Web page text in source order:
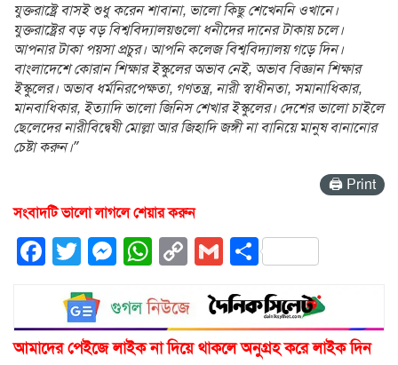
যুক্তরাষ্ট্রে বাসই শুধু করেন শাবানা, ভালো কিছু শেখেননি ওখানে।
যুক্তরাষ্ট্রের বড় বড় বিশ্ববিদ্যালয়গুলো ধনীদের দানের টাকায় চলে।
আপনার টাকা পয়সা প্রচুর। আপনি কলেজ বিশ্ববিদ্যালয় গড়ে দিন।
বাংলাদেশে কোরান শিক্ষার ইস্কুলের অভাব নেই, অভাব বিজ্ঞান শিক্ষার
ইস্কুলের। অভাব ধর্মনিরপেক্ষতা, গণতন্ত্র, নারী স্বাধীনতা, সমানাধিকার,
মানবাধিকার, ইত্যাদি ভালো জিনিস শেখার ইস্কুলের। দেশের ভালো চাইলে
ছেলেদের নারীবিদ্বেষী মোল্লা আর জিহাদি জঙ্গী না বানিয়ে মানুষ বানানোর
চেষ্টা করুন।”
🖨 Print
সংবাদটি ভালো লাগলে শেয়ার করুন
Facebook
Twitter
Messenger
WhatsApp
CopyGmailShare
আমাদের পেইজে লাইক না দিয়ে থাকলে অনুগ্রহ করে লাইক দিন